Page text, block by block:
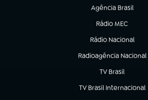
Agência Brasil
(abre em nova aba)
Rádio MEC
(abre em nova
Rádio Nacional
Radioagência Nacional
(abre em nova aba)
TV Brasil
(abre em nova
TV Brasil Internacional
(abre em nova aba)